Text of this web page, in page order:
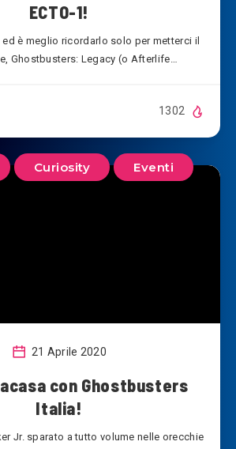
ECTO-1!
è meglio ricordarlo solo per metterci il
Ghostbusters: Legacy (o Afterlife…
1302
Curiosity Eventi
21 Aprile 2020
con Ghostbusters
Italia!
Jr. sparato a tutto volume nelle orecchie